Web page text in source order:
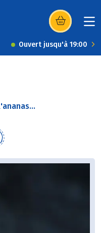
(s’ouvre dans
Ouvert jusqu'à 19:00